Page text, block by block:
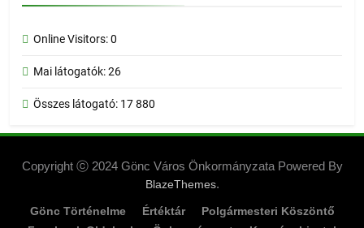
Online Visitors:0
Mai látogatók:26
Összes látogató: 17 880
Copyright ⓒ 2024 Gönc Város Önkormányzata Powered By
BlazeThemes.
Gönc Történelme Értéktár
Polgármesteri Köszöntő